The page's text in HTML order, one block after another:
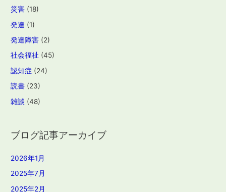
災害 (18)
発達 (1)
発達障害 (2)
社会福祉 (45)
認知症 (24)
読書 (23)
雑談 (48)
ブログ記事アーカイブ
2026年1月
2025年7月
2025年2月